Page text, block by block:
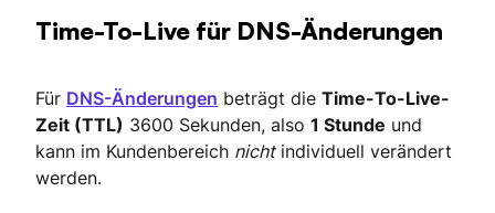
Time-To-Live für DNS-Änderungen
Für DNS-Änderungen beträgt die Time-To-Live-
Zeit (TTL) 3600 Sekunden, also 1 Stunde und
kann im Kundenbereich nichtindividuell verändert
werden.